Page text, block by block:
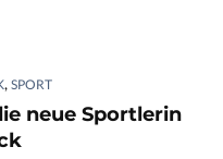
, SPORT
neue Sportlerin